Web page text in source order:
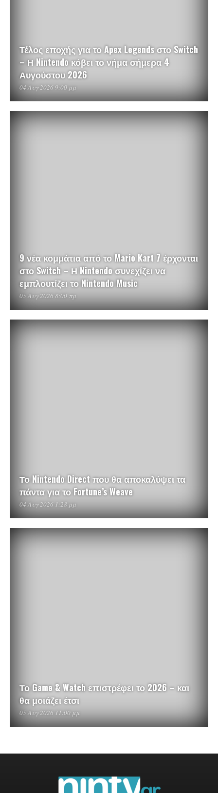
Τέλος εποχής για το Apex Legends στο Switch
– Η Nintendo κόβει το νήμα σήμερα 4
Αυγούστου 2026
04 Αυγ 2026 9:00 μμ
9 νέα κομμάτια από το Mario Kart 7 έρχονται
στο Switch – Η Nintendo συνεχίζει να
εμπλουτίζει το Nintendo Music
05 Αυγ 2026 8:00 πμ
Το Nintendo Direct που θα αποκαλύψει τα
πάντα για το Fortune’s Weave
04 Αυγ 2026 1:28 μμ
Το Game & Watch επιστρέφει το 2026 – και
θα μοιάζει έτσι
05 Αυγ 2026 11:00 μμ